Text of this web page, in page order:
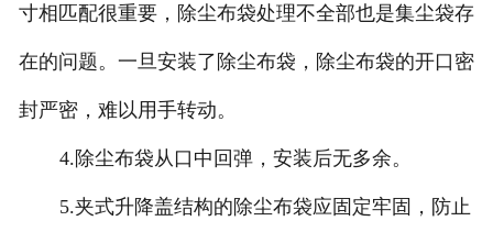
寸相匹配很重要，除尘布袋处理不全部也是集尘袋存
在的问题。一旦安装了除尘布袋，除尘布袋的开口密
封严密，难以用手转动。
4.除尘布袋从口中回弹，安装后无多余。
5.夹式升降盖结构的除尘布袋应固定牢固，防止